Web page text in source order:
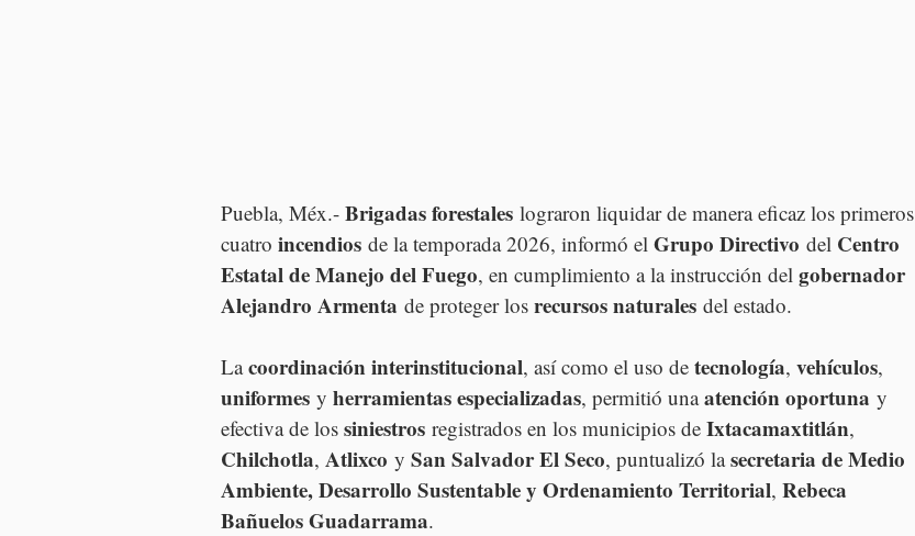
Puebla, Méx.- Brigadas forestales lograron liquidar de manera eficaz los primeros
cuatro incendios de la temporada 2026, informó el Grupo Directivo del Centro
Estatal de Manejo del Fuego, en cumplimiento a la instrucción del gobernador
Alejandro Armenta de proteger los recursos naturales del estado.
La coordinación interinstitucional, así como el uso de tecnología, vehículos,
uniformes y herramientas especializadas, permitió una atención oportuna y
efectiva de los siniestros registrados en los municipios de Ixtacamaxtitlán,
Chilchotla, Atlixco y San Salvador El Seco, puntualizó la secretaria de Medio
Ambiente, Desarrollo Sustentable y Ordenamiento Territorial, Rebeca
Bañuelos Guadarrama.